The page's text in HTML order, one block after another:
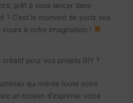
prêt à vous lancer dans
? C’est le moment de sortir vos
à votre imagination !
pour vos projets DIY ?
qui mérite toute votre
un moyen d’exprimer votre